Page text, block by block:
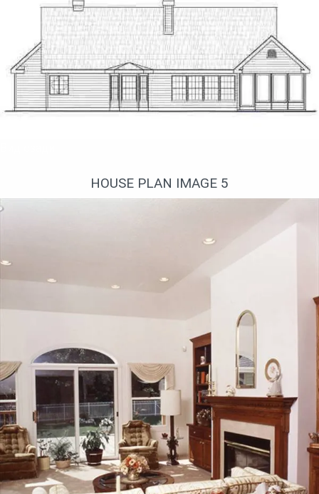
HOUSE PLAN IMAGE 5